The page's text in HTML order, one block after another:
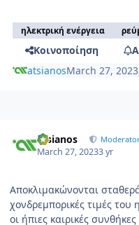
ηλεκτρική ενέργεια
Κοινοποίηση
atsianosMarch 27, 2023
atsianos
March 27, 20233 yr
Αποκλιμακώνονται
χονδρεμπορικές τιμές
οι ήπιες καιρικές